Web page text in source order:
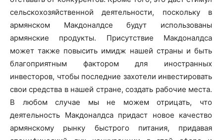
сельскохозяйственной деятельности, поскольку в
армянском Макдоналдсе будут использованы
армянские продукты. Присутствие Макдоналдса
может также повысить имидж нашей страны и быть
благоприятным фактором для иностранных
инвесторов, чтобы последние захотели инвестировать
свои средства в нашей стране, создать рабочие места.
В любом случае мы не можем отрицать, что
деятельность Макдоналдса придаст новое качество
армянскому рынку быстрого питания, придавая